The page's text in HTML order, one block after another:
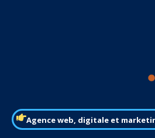
Agence web, digitale et